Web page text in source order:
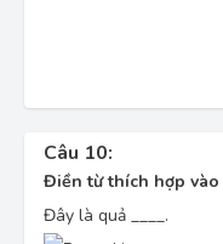
Câu 10:
Điền từ thích hợp
Đây là quả ____.